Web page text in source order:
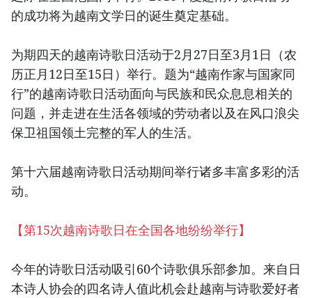
的成功将为越南文学日的诞生奠定基础。
为期四天的越南诗歌日活动于2月27日至3月1日（农
历正月12日至15日）举行。题为“越南作家与国家同
行”的越南诗歌日活动面向与民族和民众息息相关的
问题，并走进在生活各领域的劳动者以及在风口浪尖
保卫祖国领土完整的军人的生活。
第十六届越南诗歌日活动期间举行诸多丰富多彩的活
动。
【第15次越南诗歌日在全国各地纷纷举行】
今年的诗歌日活动吸引60个诗歌俱乐部参加。来自日
本诗人协会的四名诗人值此机会赴越南与诗歌爱好者